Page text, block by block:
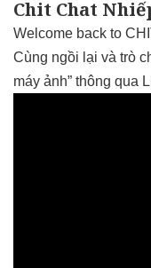
Chit Chat
Welcome back to
Cùng ngồi lại và trò
máy ảnh” thông qua